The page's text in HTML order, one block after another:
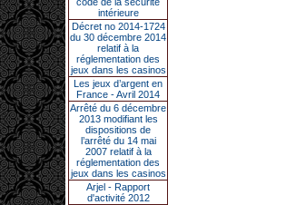
intérieure
Décret no 2014-1724
du 30 décembre 2014
relatif à la
réglementation des
jeux dans les casinos
Les jeux d’argent en
France - Avril 2014
Arrêté du 6 décembre
2013 modifiant les
dispositions de
l’arrêté du 14 mai
2007 relatif à la
réglementation des
jeux dans les casinos
Arjel - Rapport
d'activité 2012